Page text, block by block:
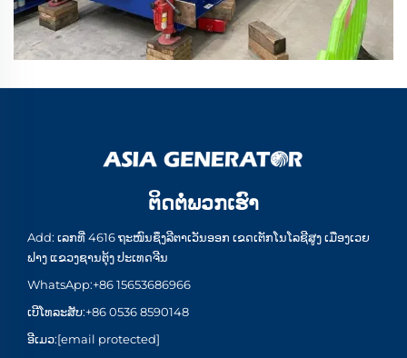
ຕິດຕໍ່ພວກເຮົາ
Add: ເລກທີ່ 4616 ຖະໜົນຊຶງລີຕາເວັນອອກ ເຂດເຕັກໂນໂລຊີສູງ ເມືອງເວຍ
ຟາງ ແຂວງຊານຕຸ້ງ ປະເທດຈີນ
WhatsApp:+86 15653686966
ເບີໂທລະສັບ:+86 0536 8590148
ອີເມວ:[email protected]